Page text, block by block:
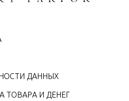
ДАННЫХ
ТОВАРА И ДЕНЕГ